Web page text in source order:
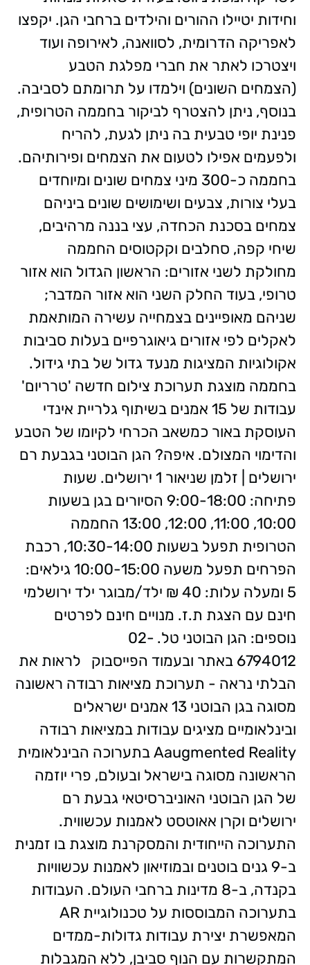
וחידות יטיילו ההורים והילדים ברחבי הגן. יקפצו
לאפריקה הדרומית, לסוואנה, לאירופה ועוד
ויצטרכו לאתר את חברי מפלגת הטבע
(הצמחים השונים) וילמדו על תרומתם לסביבה.
בנוסף, ניתן להצטרף לביקור בחממה הטרופית,
פנינת יופי טבעית בה ניתן לגעת, להריח
ולפעמים אפילו לטעום את הצמחים ופירותיהם.
בחממה כ-300 מיני צמחים שונים ומיוחדים
בעלי צורות, צבעים ושימושים שונים ביניהם
צמחים בסכנת הכחדה, עצי בננה מרהיבים,
שיחי קפה, סחלבים וקקטוסים החממה
מחולקת לשני אזורים: הראשון הגדול הוא אזור
טרופי, בעוד החלק השני הוא אזור המדבר;
שניהם מאופיינים בצמחייה עשירה המותאמת
לאקלים לפי אזורים גיאוגרפיים בעלות סביבות
אקולוגיות המציגות מנעד גדול של בתי גידול.
בחממה מוצגת תערוכת צילום חדשה 'טרריום'
עבודות של 15 אמנים בשיתוף גלריית אינדי
העוסקת באור כמשאב הכרחי לקיומו של הטבע
והדימוי המצולם. איפה? הגן הבוטני בגבעת רם
ירושלים | זלמן שניאור 1 ירושלים. שעות
פתיחה: 9:00-18:00 הסיורים בגן בשעות
10:00, 11:00, 12:00, 13:00 החממה
הטרופית תפעל בשעות 10:30-14:00, רכבת
הפרחים תפעל משעה 10:00-15:00 גילאים:
5 ומעלה עלות: 40 ₪ ילד/מבוגר ילד ירושלמי
חינם עם הצגת ת.ז. מנויים חינם לפרטים
נוספים: הגן הבוטני טל. 02-
6794012 באתר ובעמוד הפייסבוק לראות את
הבלתי נראה - תערוכת מציאות רבודה ראשונה
מסוגה בגן הבוטני 13 אמנים ישראלים
ובינלאומיים מציגים עבודות במציאות רבודה
Aaugmented Reality בתערוכה הבינלאומית
הראשונה מסוגה בישראל ובעולם, פרי יוזמה
של הגן הבוטני האוניברסיטאי גבעת רם
ירושלים וקרן אאוטסט לאמנות עכשווית.
התערוכה הייחודית והמסקרנת מוצגת בו זמנית
ב-9 גנים בוטנים ובמוזיאון לאמנות עכשוויות
בקנדה, ב-8 מדינות ברחבי העולם. העבודות
בתערוכה המבוססות על טכנולוגיית AR
המאפשרת יצירת עבודות גדולות-ממדים
המתקשרות עם הנוף סביבן, ללא המגבלות